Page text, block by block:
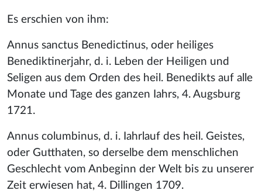
Es erschien von ihm:
Annus sanctus Benedictinus, oder heiliges
Benediktinerjahr, d. i. Leben der Heiligen und
Seligen aus dem Orden des heil. Benedikts auf alle
Monate und Tage des ganzen Iahrs, 4. Augsburg
1721.
Annus columbinus, d. i. Iahrlauf des heil. Geistes,
oder Gutthaten, so derselbe dem menschlichen
Geschlecht vom Anbeginn der Welt bis zu unserer
Zeit erwiesen hat, 4. Dillingen 1709.